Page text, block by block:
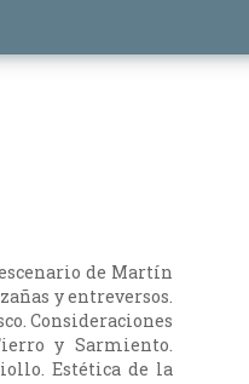
de Martín
y entreversos.
Consideraciones
y Sarmiento.
Estética de la